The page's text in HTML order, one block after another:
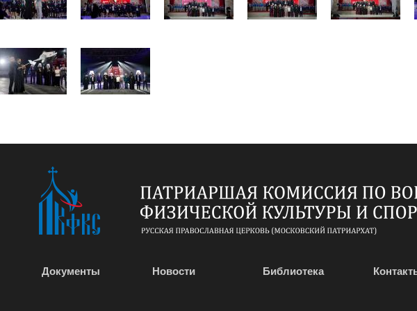
Документы Новости Библиотека